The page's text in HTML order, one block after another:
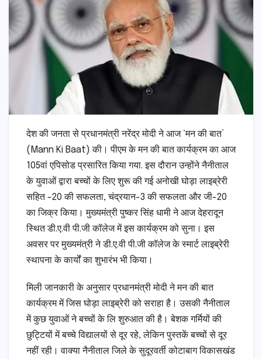
देश की जनता से प्रधानमंत्री नरेंद्र मोदी ने आज ‘मन की बात’
(Mann Ki Baat) की। पीएम के मन की बात कार्यक्रम का आज
105वां एपिसोड प्रसारित किया गया. इस दौरान उन्होंने नैनीताल
के युवाओं द्वारा बच्चों के लिए शुरू की गई अनोखी घोड़ा लाइब्रेरी
सहित -20 की सफलता, चंद्रयान-3 की सफलता और जी-20
का जिक्र किया। मुख्यमंत्री पुष्कर सिंह धामी ने आज देहरादून
स्थित डी.ए.वी पी.जी कॉलेज में इस कार्यक्रम को सुना। इस
अवसर पर मुख्यमंत्री ने डी.ए.वी पी.जी कॉलेज के स्मार्ट लाइब्रेरी
स्थापना के कार्यों का शुभारंभ भी किया।
मिली जानकारी के अनुसार प्रधानमंत्री मोदी ने मन की बात
कार्यक्रम में जिस घोड़ा लाइब्रेरी को सराहा है। उसकी नैनीताल
में कुछ युवाओं ने बच्चों के लि शुरुआत की है। बेशक गर्मियों की
छुट्टियों में बच्चे विद्यालयों से दूर रहे, लेकिन पुस्तकें बच्चों से दूर
नहीं रही। वाक्या नैनीताल जिले के सुदूरवर्ती कोटाबाग विकासखंड